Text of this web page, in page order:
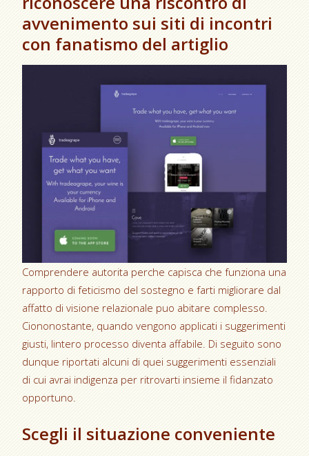
avvenimento sui siti di incontri
con fanatismo del artiglio
Comprendere autorita perche capisca che funziona una
rapporto di feticismo del sostegno e farti migliorare dal
affatto di visione relazionale puo abitare complesso.
Ciononostante, quando vengono applicati i suggerimenti
giusti, lintero processo diventa affabile. Di seguito sono
dunque riportati alcuni di quei suggerimenti essenziali
di cui avrai indigenza per ritrovarti insieme il fidanzato
opportuno.
Scegli il situazione conveniente